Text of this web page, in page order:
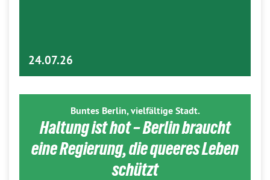
24.07.26
Buntes Berlin, vielfältige Stadt.
Haltung ist hot – Berlin braucht
eine Regierung, die queeres Leben
schützt